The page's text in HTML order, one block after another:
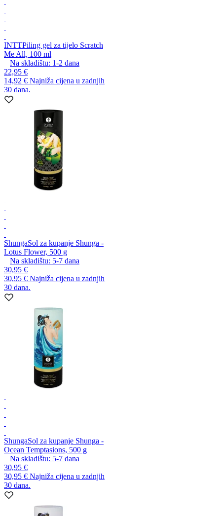
INTTPiling gel za tijelo Scratch
Me All, 100 ml
Na skladištu: 1-2 dana
22,95 €
14,92 € Najniža cijena u zadnjih
30 dana.
ShungaSol za kupanje Shunga -
Lotus Flower, 500 g
Na skladištu: 5-7 dana
30,95 €
30,95 € Najniža cijena u zadnjih
30 dana.
ShungaSol za kupanje Shunga -
Ocean Temptasions, 500 g
Na skladištu: 5-7 dana
30,95 €
30,95 € Najniža cijena u zadnjih
30 dana.